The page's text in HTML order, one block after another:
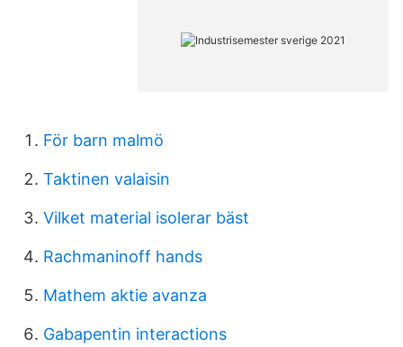
För barn malmö
Taktinen valaisin
Vilket material isolerar bäst
Rachmaninoff hands
Mathem aktie avanza
Gabapentin interactions